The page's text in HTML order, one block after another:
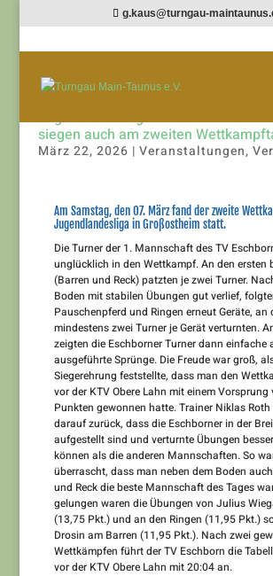
g.kaus@turngau-
Jugendlandesliga im Gerätturnen:
siegen auch am zweiten
März 22, 2026 | Veranstaltungen,
Am Samstag, den 07. März fand der zweite
Jugendlandesliga in Großostheim statt.
Die Turner der 1. Mannschaft des TV
unglücklich in den Wettkampf. An den ersten
(Barren und Reck) patzten je zwei Turner.
Boden mit stabilen Übungen gut verlief,
Pauschenpferd und Ringen erneut Geräte, an
mindestens zwei Turner je Gerät verturnten.
zeigten die Eschborner Turner dann einfache
ausgeführte Sprünge. Die Freude war groß,
Siegerehrung feststellte, dass man den
vor der KTV Obere Lahn mit einem Vorsprung
Punkten gewonnen hatte. Trainer Niklas
darauf zurück, dass die Eschborner in der
aufgestellt sind und verturnte Übungen
können als die anderen Mannschaften. So
überrascht, dass man neben dem Boden
und Reck die beste Mannschaft des Tages
gelungen waren die Übungen von Julius
(13,75 Pkt.) und an den Ringen (11,95 Pkt.)
Drosin am Barren (11,95 Pkt.). Nach zwei
Wettkämpfen führt der TV Eschborn die
vor der KTV Obere Lahn mit 20:04 an.